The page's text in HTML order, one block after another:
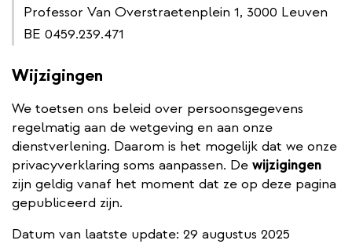
Professor Van Overstraetenplein 1, 3000 Leuven
BE 0459.239.471
Wijzigingen
We toetsen ons beleid over persoonsgegevens
regelmatig aan de wetgeving en aan onze
dienstverlening. Daarom is het mogelijk dat we onze
privacyverklaring soms aanpassen. De wijzigingen
zijn geldig vanaf het moment dat ze op deze pagina
gepubliceerd zijn.
Datum van laatste update: 29 augustus 2025